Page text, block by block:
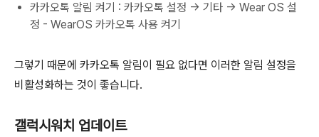
카카오톡 알림 켜기 : 카카오톡 설정 -> 기타 -> Wear OS 설
정 - WearOS 카카오톡 사용 켜기
그렇기 때문에 카카오톡 알림이 필요 없다면 이러한 알림 설정을
비활성화하는 것이 좋습니다.
갤럭시워치 업데이트